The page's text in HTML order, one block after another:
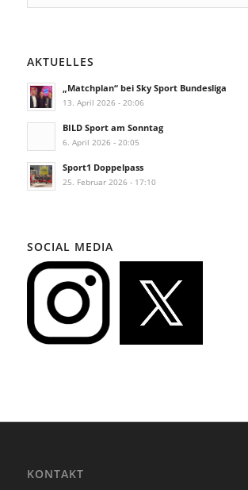
AKTUELLES
„Matchplan“ bei Sky Sport Bundesliga
13. April 2026 - 20:06
BILD Sport am Sonntag
6. April 2026 - 20:05
Sport1 Doppelpass
25. Februar 2026 - 17:10
SOCIAL MEDIA
KONTAKT